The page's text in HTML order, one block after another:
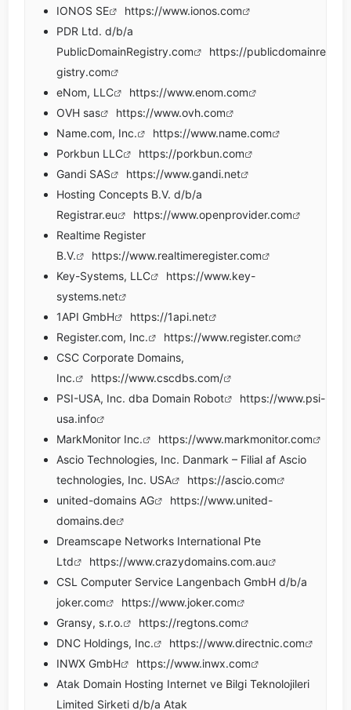
IONOS SE
https://www.ionos.com
PDR Ltd. d/b/a
PublicDomainRegistry.com
https://publicdomainre
gistry.com
eNom, LLC
https://www.enom.com
OVH sas
https://www.ovh.com
Name.com, Inc.
https://www.name.com
Porkbun LLC
https://porkbun.com
Gandi SAS
https://www.gandi.net
Hosting Concepts B.V. d/b/a
Registrar.eu
https://www.openprovider.com
Realtime Register
B.V.
https://www.realtimeregister.com
Key-Systems, LLC
https://www.key-
systems.net
1API GmbH
https://1api.net
Register.com, Inc.
https://www.register.com
CSC Corporate Domains,
Inc.
https://www.cscdbs.com/
PSI-USA, Inc. dba Domain Robot
https://www.psi-
usa.info
MarkMonitor Inc.
https://www.markmonitor.com
Ascio Technologies, Inc. Danmark – Filial af Ascio
technologies, Inc. USA
https://ascio.com
united-domains AG
https://www.united-
domains.de
Dreamscape Networks International Pte
Ltd
https://www.crazydomains.com.au
CSL Computer Service Langenbach GmbH d/b/a
joker.com
https://www.joker.com
Gransy, s.r.o.
https://regtons.com
DNC Holdings, Inc.
https://www.directnic.com
INWX GmbH
https://www.inwx.com
Atak Domain Hosting Internet ve Bilgi Teknolojileri
Limited Sirketi d/b/a Atak